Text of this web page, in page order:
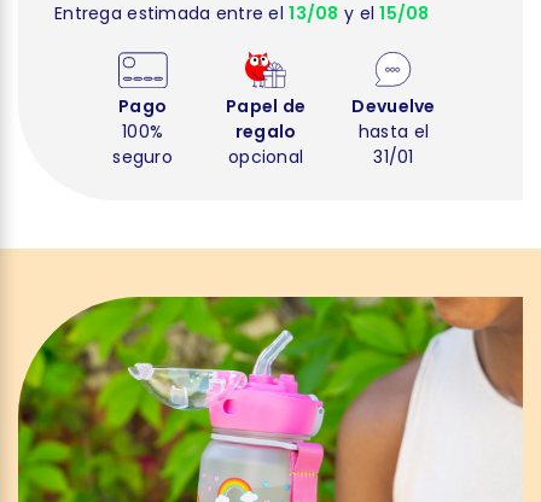
Entrega estimada entre el13/08 y el15/08
Pago
100%
seguro
Papel de
regalo
opcional
Devuelve
hasta el
31/01